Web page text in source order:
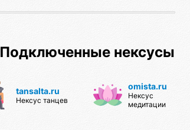
Подключенные нексусы
tansalta.ru
Нексус танцев
omista.ru
Нексус
медитации